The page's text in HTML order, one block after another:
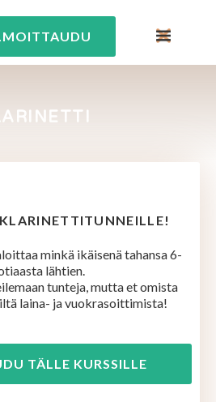
minkä ikäisenä tahansa 6-
lähtien.
tunteja, mutta et omista
laina- ja vuokrasoittimista!
TÄLLE KURSSILLE